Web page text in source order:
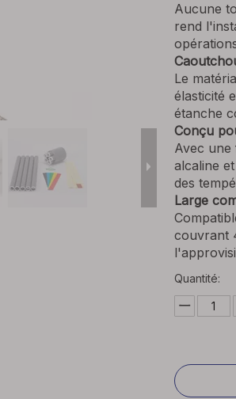
Aucune
rend
Le
élasticité
étanche
Conçu
Avec
alcaline
des
Large
couvrant
Quantité: